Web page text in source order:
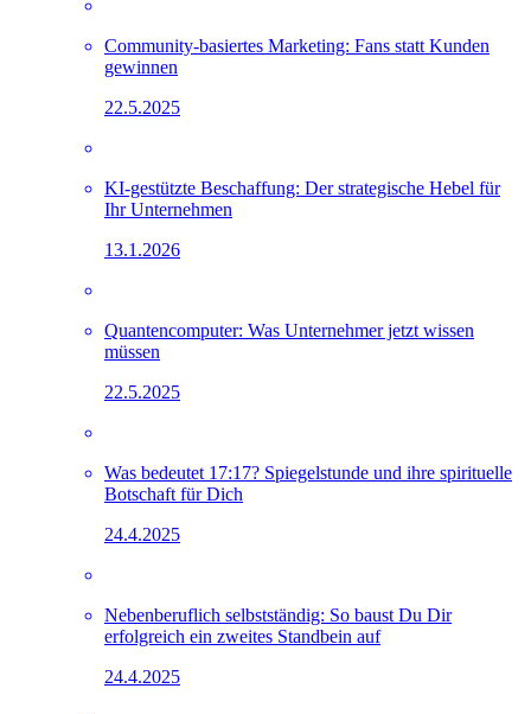
Community-basiertes Marketing: Fans statt Kunden
gewinnen
22.5.2025
KI-gestützte Beschaffung: Der strategische Hebel für
Ihr Unternehmen
13.1.2026
Quantencomputer: Was Unternehmer jetzt wissen
müssen
22.5.2025
Was bedeutet 17:17? Spiegelstunde und ihre spirituelle
Botschaft für Dich
24.4.2025
Nebenberuflich selbstständig: So baust Du Dir
erfolgreich ein zweites Standbein auf
24.4.2025